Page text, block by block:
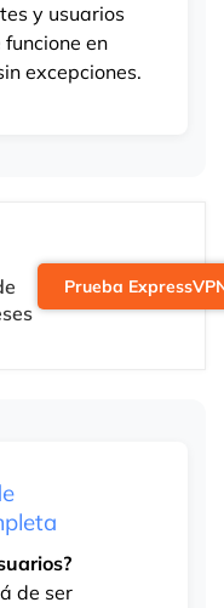
y usuarios
en
excepciones.
Prueba
de ser